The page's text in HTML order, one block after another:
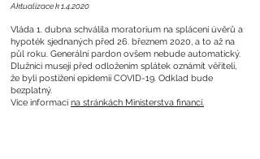
Aktualizace k 1.4.2020
Vláda 1. dubna schválila moratorium na splácení úvěrů a
hypoték sjednaných před 26. březnem 2020, a to až na
půl roku. Generální pardon ovšem nebude automatický.
Dlužníci musejí před odložením splátek oznámit věřiteli,
že byli postižení epidemií COVID-19. Odklad bude
bezplatný.
Více informací na stránkách Ministerstva financí.